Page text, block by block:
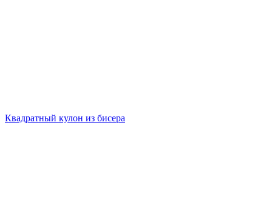
Квадратный кулон из бисера